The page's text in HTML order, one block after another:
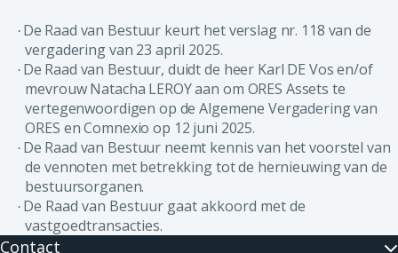
· De Raad van Bestuur keurt het verslag nr. 118 van de
vergadering van 23 april 2025.
· De Raad van Bestuur, duidt de heer Karl DE Vos en/of
mevrouw Natacha LEROY aan om ORES Assets te
vertegenwoordigen op de Algemene Vergadering van
ORES en Comnexio op 12 juni 2025.
· De Raad van Bestuur neemt kennis van het voorstel van
de vennoten met betrekking tot de hernieuwing van de
bestuursorganen.
· De Raad van Bestuur gaat akkoord met de
vastgoedtransacties.
Contact